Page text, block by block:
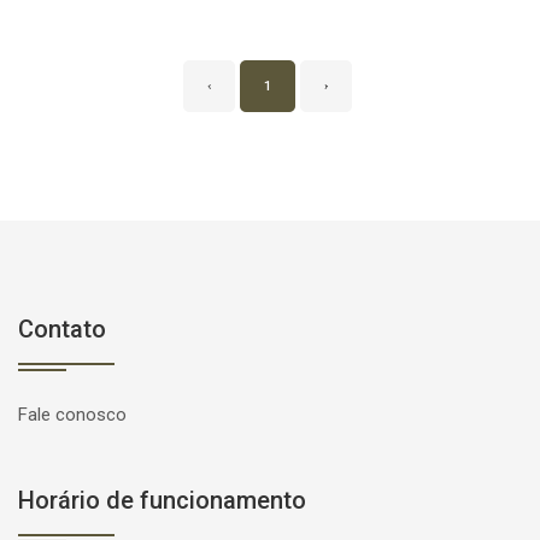
‹ 1 ›
Contato
Fale conosco
Horário de funcionamento